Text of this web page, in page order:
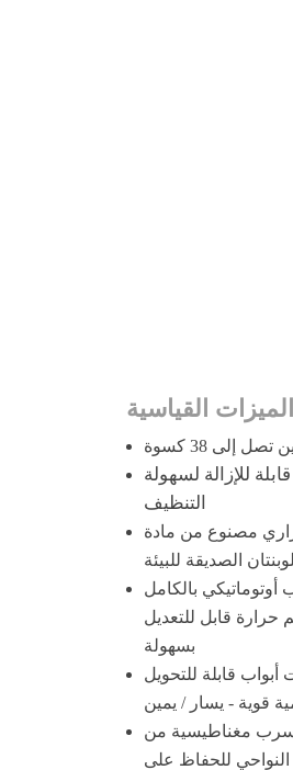
الميزات القياسية
إلى 38 كسوة
للإزالة لسهولة
التنظيف
مصنوع من مادة
الصديقة للبيئة
أوتوماتيكي بالكامل
حرارة قابل للتعديل
بسهولة
قابلة للتحويل
قوية - يسار / يمين
مغناطيسية من
للحفاظ على